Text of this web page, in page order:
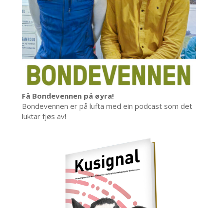
Få Bondevennen på øyra!
Bondevennen er på lufta med ein podcast som det
luktar fjøs av!